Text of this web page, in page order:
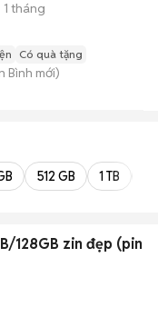
1 tháng
Có quà tặng
Bình mới)
512 GB 1 TB
128GB zin đẹp (pin